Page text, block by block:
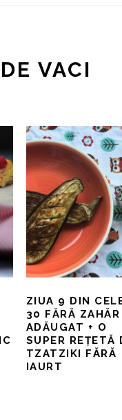
VACI
ZIUA 9 DIN
30 FĂRĂ ZAHĂR
ADĂUGAT + O
SUPER REȚETĂ
TZATZIKI FĂRĂ
IAURT